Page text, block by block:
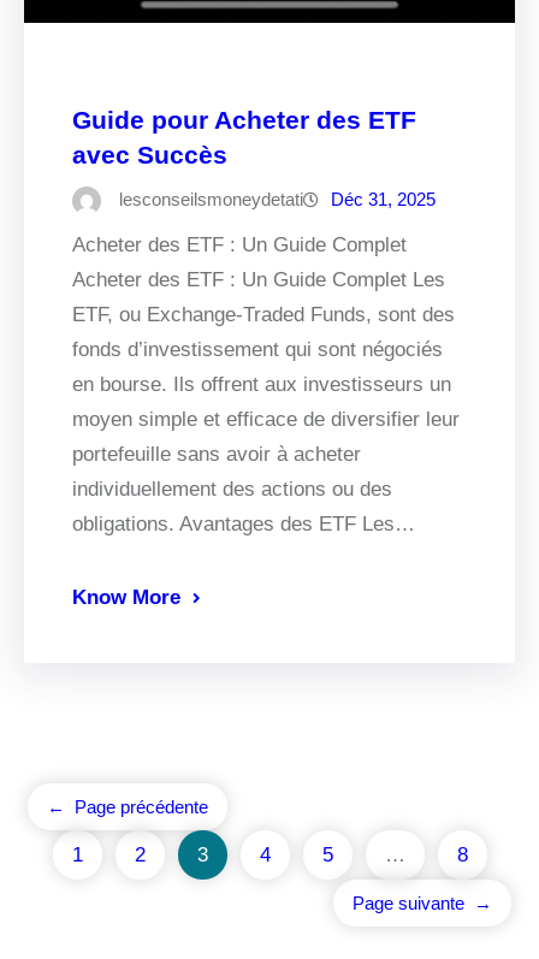
Guide pour Acheter des ETF
avec Succès
lesconseilsmoneydetati Déc 31, 2025
Acheter des ETF : Un Guide Complet
Acheter des ETF : Un Guide Complet Les
ETF, ou Exchange-Traded Funds, sont des
fonds d’investissement qui sont négociés
en bourse. Ils offrent aux investisseurs un
moyen simple et efficace de diversifier leur
portefeuille sans avoir à acheter
individuellement des actions ou des
obligations. Avantages des ETF Les…
Know More
← Page précédente
1 2 3 4 5 … 8
Page suivante →